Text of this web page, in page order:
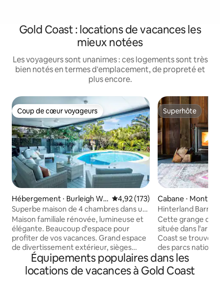
Gold Coast : locations de vacances les
mieux notées
Les voyageurs sont unanimes : ces logements sont très
bien notés en termes d'emplacement, de propreté et
plus encore.
Coup de cœur voyageurs
Coup de cœur voyageurs
Hébergement ⋅ Burleigh Wa
ters
Évaluation moyenne sur la
4,92 (173)
Superbe maison de 4 chambres dans un
emplacement idéal
Maison familiale rénovée, lumineuse et
élégante. Beaucoup d'espace pour
profiter de vos vacances. Grand espace
de divertissement extérieur, sièges
décontractés, barbecue et chaises
longues au bord de la piscine
étincelante. Fantastique circulation
Superhôte
Superhôte
Cabane ⋅ Mont
Hinterland Barn,
restaurants
Cette grange de
située dans
Coast se trouve
des parcs
de bois de quai
située sur une
entourée de pelouses
Équipements populaires dans les
locations de vacances à Gold Coast